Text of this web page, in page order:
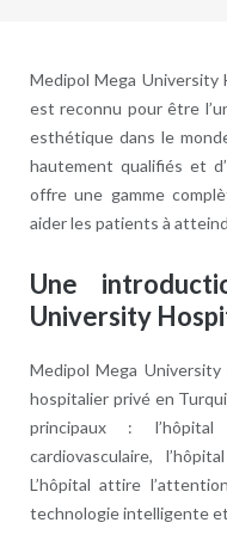
Medipol Mega University
est reconnu pour être
esthétique dans le
hautement qualifiés et
offre une gamme
aider les patients à
Une
University
Medipol Mega
hospitalier privé en
principaux :
cardiovasculaire,
L’hôpital attire
technologie intelligente